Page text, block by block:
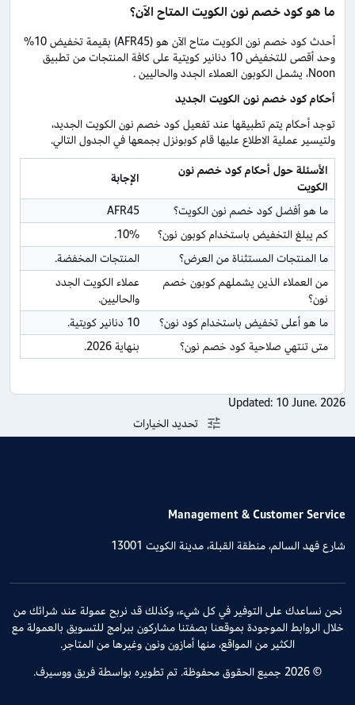
ما هو كود خصم نون الكويت المتاح الآن؟
أحدث كود خصم نون الكويت متاح الآن هو (AFR45) بقيمة تخفيض 10%
وحد أقصى للتخفيض 10 دنانير كويتية على كافة المنتجات من تطبيق
Noon، يشمل الكوبون العملاء الجدد والحاليين .
أحكام كود خصم نون الكويت الجديد
توجد أحكام يتم تطبيقها عند تفعيل كود خصم نون الكويت الجديد،
ولتيسير عملية الاطلاع عليها قام كوبونزل بجمعها في الجدول التالي.
الأسئلة حول أحكام كود خصم نون
الكويت
الإجابة
ما هو أفضل كود خصم نون الكويت؟
AFR45
كم يبلغ التخفيض باستخدام كوبون نون؟
10%.
ما المنتجات المستثناة من العرض؟
المنتجات المخفضة.
من العملاء الذين يشملهم كوبون خصم
نون؟
عملاء الكويت الجدد
والحاليين.
ما هو أعلى تخفيض باستخدام كود نون؟
10 دنانير كويتية.
متى تنتهي صلاحية كود خصم نون؟
بنهاية 2026.
Updated: 10 June، 2026
تحديد الخيارات
Management & Customer Service
شارع فهد السالم، منطقة القبلة، مدينة الكويت 13001
نحن نساعدك على التوفير في كل شيء، وكذلك قد نربح عمولة عند شرائك من
خلال الروابط الموجودة بموقعنا بصفتنا مشاركون ببرامج للتسويق بالعمولة مع
الكثير من المواقع، منها أمازون ونون وغيرها من المتاجر.
© 2026 جميع الحقوق محفوظة. تم تطويره بواسطة فريق ووسيرف.